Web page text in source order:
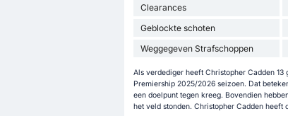
Clearances
Geblockte schoten
Weggegeven Strafschoppen
Als verdediger heeft Christopher Cadden
Premiership 2025/2026 seizoen. Dat
een doelpunt tegen kreeg. Bovendien
het veld stonden. Christopher Cadden